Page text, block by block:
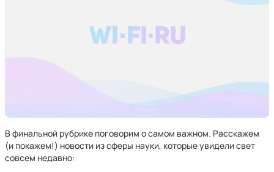
В финальной рубрике поговорим о самом важном. Расскажем
(и покажем!) новости из сферы науки, которые увидели свет
совсем недавно: